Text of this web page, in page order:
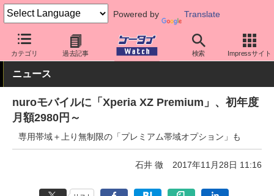
Powered by Translate
カテゴリ 過去記事 検索 Impressサイト
ケータイ Watch 格安スマホ/格安SIM 格安SIM/MVNO 料金プ
ニュース
nuroモバイルに「Xperia XZ Premium」、初年度
月額2980円～
専用帯域＋上り無制限の「プレミアム帯域オプション」も
石井 徹 2017年11月28日 11:16